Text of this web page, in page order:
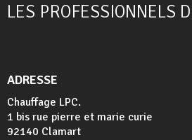
LES PROFESSIONNELS
ADRESSE
Chauffage LPC.
1 bis rue pierre et marie curie
92140 Clamart